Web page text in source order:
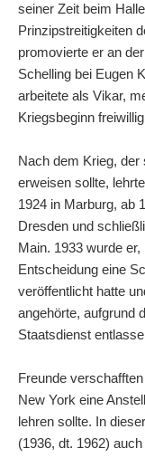
seiner Zeit beim
Prinzipstreitigkeiten
promovierte er an
Schelling bei Eugen
arbeitete als Vikar,
Kriegsbeginn
Nach dem Krieg,
erweisen sollte,
1924 in Marburg, ab
Dresden und
Main. 1933 wurde
Entscheidung eine
veröffentlicht hatte
angehörte, aufgrund
Staatsdienst
Freunde
New York eine
lehren sollte. In
(1936, dt. 1962)